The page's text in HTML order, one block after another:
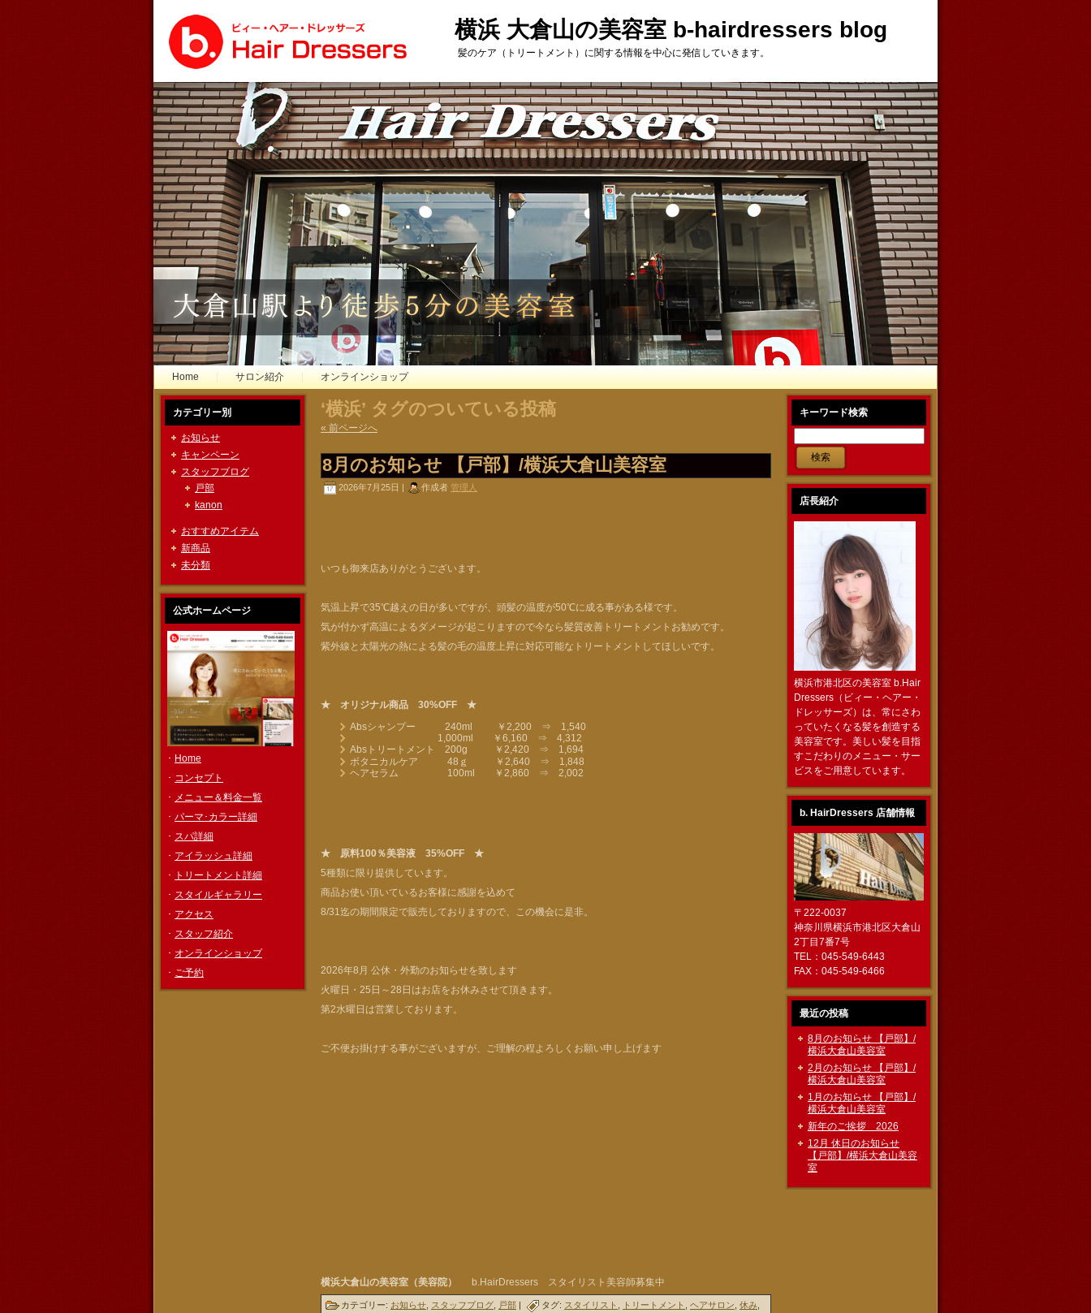
横浜 大倉山の美容室 b-hairdressers blog
髪のケア（トリートメント）に関する情報を中心に発信していきます。
Home サロン紹介 オンラインショップ
カテゴリー別
お知らせ
キャンペーン
スタッフブログ
戸部
kanon
おすすめアイテム
新商品
未分類
公式ホームページ
･ Home
･ コンセプト
･ メニュー＆料金一覧
･ パーマ･カラー詳細
･ スパ詳細
･ アイラッシュ詳細
･
トリートメント詳細
･ スタイルギャラリー
･ アクセス
･ スタッフ紹介
･ オンラインショップ
･ ご予約
‘横浜’ タグのついている投稿
« 前ページへ
8月のお知らせ 【戸部】/横浜大倉山美容室
2026年7月25日 | 作成者 管理人
いつも御来店ありがとうございます。
気温上昇で35℃越えの日が多いですが、頭髪の温度が50℃に成る事がある様です。
気が付かず高温によるダメージが起こりますので今なら髪質改善トリートメントお勧めです。
紫外線と太陽光の熱による髪の毛の温度上昇に対応可能なトリートメントしてほしいです。
★ オリジナル商品 30%OFF ★
Absシャンプー 240ml ￥2,200 ⇒ 1,540
1,000ml ￥6,160 ⇒ 4,312
Absトリートメント 200g ￥2,420 ⇒ 1,694
ボタニカルケア 48ｇ ￥2,640 ⇒ 1,848
ヘアセラム 100ml ￥2,860 ⇒ 2,002
★ 原料100％美容液 35%OFF ★
5種類に限り提供しています。
商品お使い頂いているお客様に感謝を込めて
8/31迄の期間限定で販売しておりますので、この機会に是非。
2026年8月 公休・外勤のお知らせを致します
火曜日・25日～28日はお店をお休みさせて頂きます。
第2水曜日は営業しております。
ご不便お掛けする事がございますが、ご理解の程よろしくお願い申し上げます
横浜大倉山の美容室（美容院） b.HairDressers スタイリスト美容師募集中
カテゴリー: お知らせ スタッフブログ 戸部 | タグ: スタイリスト トリートメント ヘアサロン 休み
キーワード検索
店長紹介
横浜市港北区の美容室 b.Hair
Dressers（ビィー・ヘアー・
ドレッサーズ）は、常にさわ
っていたくなる髪を創造する
美容室です。美しい髪を目指
すこだわりのメニュー・サー
ビスをご用意しています。
b. HairDressers 店舗情報
〒222-0037
神奈川県横浜市港北区大倉山
2丁目7番7号
TEL：045-549-6443
FAX：045-549-6466
最近の投稿
8月のお知らせ 【戸部】/
横浜大倉山美容室
2月のお知らせ 【戸部】/
横浜大倉山美容室
1月のお知らせ 【戸部】/
横浜大倉山美容室
新年のご挨拶 2026
12月 休日のお知らせ
【戸部】/横浜大倉山美容
室